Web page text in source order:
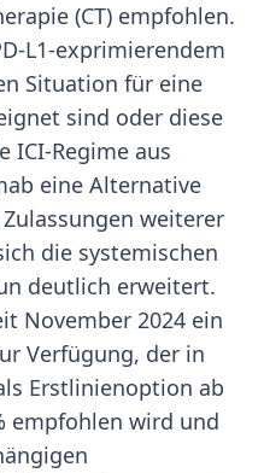
(CT) empfohlen.
L1-exprimierendem
Situation für eine
sind oder diese
ICI-Regime aus
eine Alternative
weiterer
die systemischen
deutlich erweitert.
November 2024 ein
Verfügung, der in
Erstlinienoption ab
empfohlen wird und